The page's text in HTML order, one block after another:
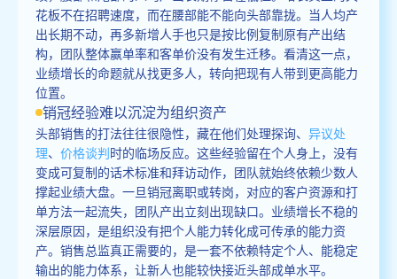
花板不在招聘速度，而在腰部能不能向头部靠拢。当人均产
出长期不动，再多新增人手也只是按比例复制原有产出结
构，团队整体赢单率和客单价没有发生迁移。看清这一点，
业绩增长的命题就从找更多人，转向把现有人带到更高能力
位置。
销冠经验难以沉淀为组织资产
头部销售的打法往往很隐性，藏在他们处理探询、 异议处
理、 价格谈判时的临场反应。这些经验留在个人身上，没有
变成可复制的话术标准和拜访动作，团队就始终依赖少数人
撑起业绩大盘。一旦销冠离职或转岗，对应的客户资源和打
单方法一起流失，团队产出立刻出现缺口。业绩增长不稳的
深层原因，是组织没有把个人能力转化成可传承的能力资
产。销售总监真正需要的，是一套不依赖特定个人、能稳定
输出的能力体系，让新人也能较快接近头部成单水平。